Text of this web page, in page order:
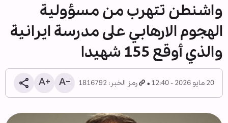
واشنطن تتهرب من مسؤولية
الهجوم الارهابي على مدرسة ايرانية
والذي أوقع 155 شهيدا
20 مايو 2026 - 12:40 رمز الخبر: 1816792